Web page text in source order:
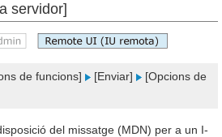
servidor]
de funcions] [Enviar]
[Opcions de
del missatge (MDN) per a un I-